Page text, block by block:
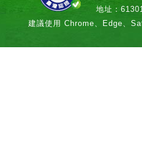
地址：
建議使用 Chrome、Edge、